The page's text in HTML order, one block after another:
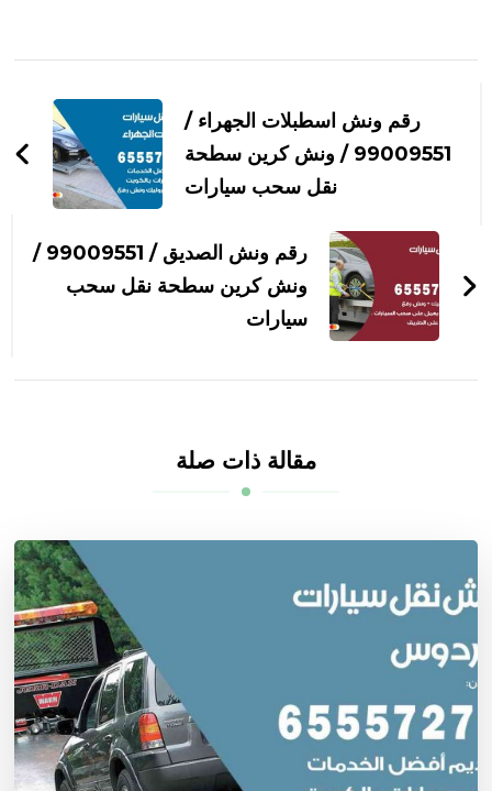
التدوينات
رقم ونش اسطبلات الجهراء /
99009551‬ / ونش كرين سطحة
نقل سحب سيارات
رقم ونش الصديق / 99009551‬ /
ونش كرين سطحة نقل سحب
سيارات
مقالة ذات صلة